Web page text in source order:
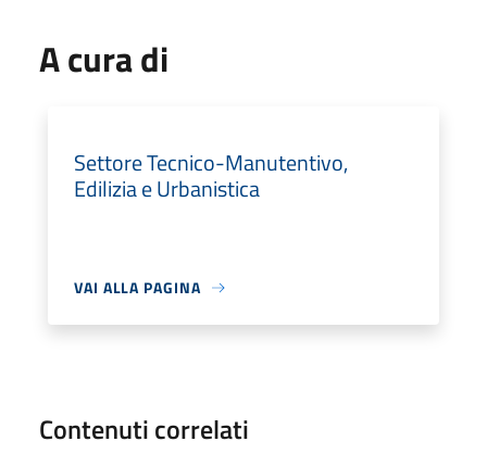
A cura di
Settore Tecnico-Manutentivo,
Edilizia e Urbanistica
VAI ALLA PAGINA
Contenuti correlati